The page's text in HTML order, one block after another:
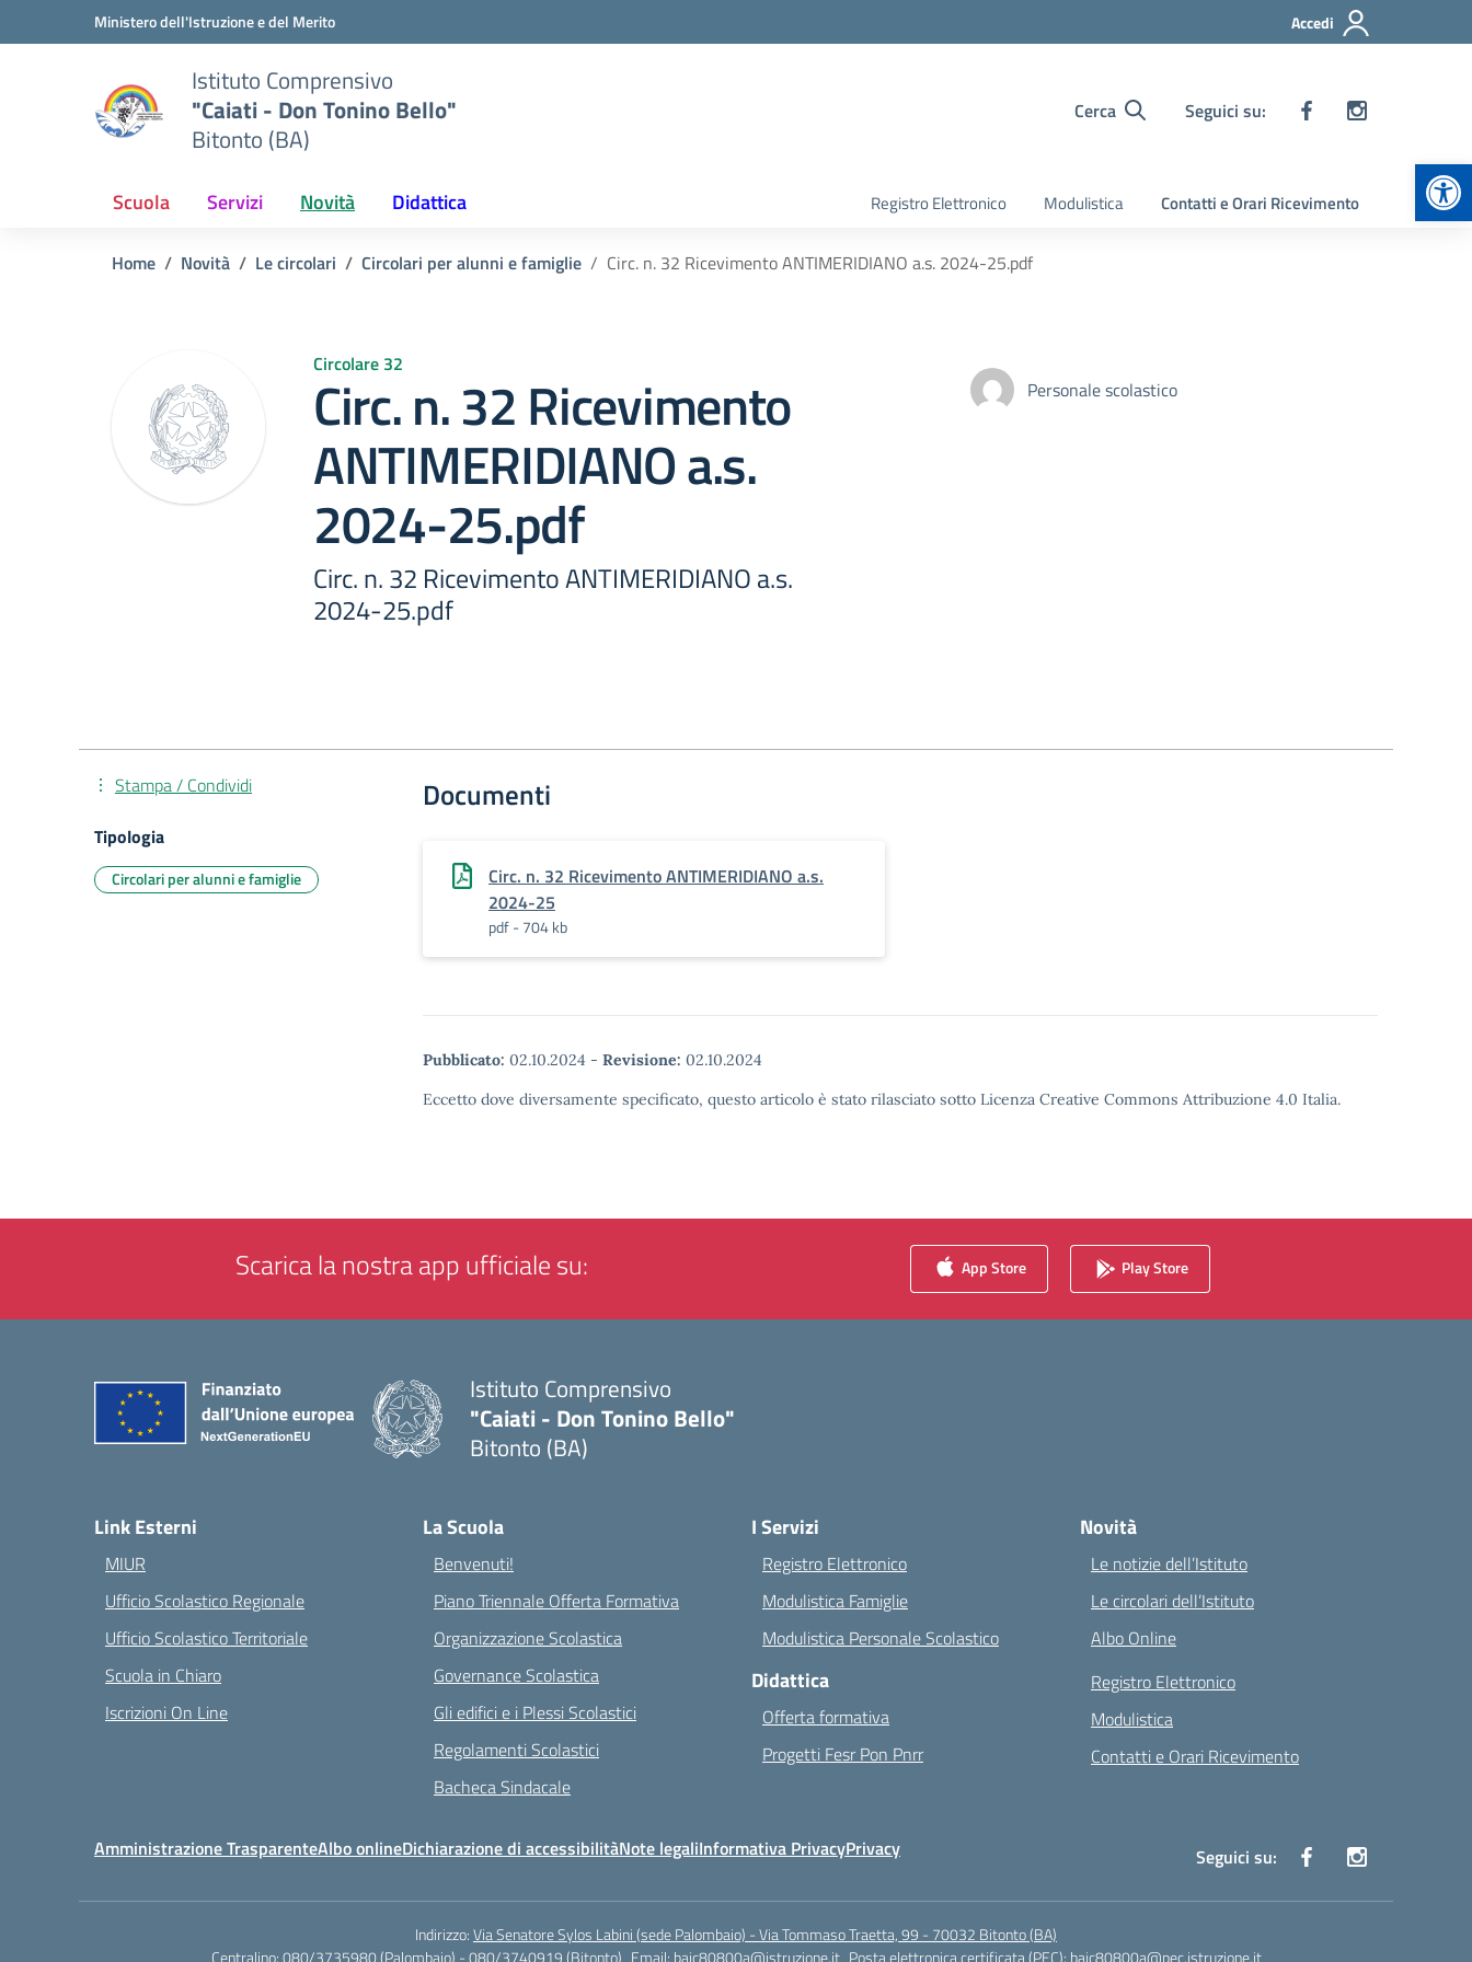
Vai ai contenuti
Vai al menu di navigazioneMinistero dell'Istruzione e del Merito Accedi
Istituto Comprensivo
"Caiati - Don Tonino Bello"
Bitonto (BA)
Cerca Seguici su:
Scuola Servizi Novità Didattica Registro Elettronico Modulistica Contatti e Orari Ricevimento
Home Novità Le circolari Circolari per alunni e famiglie Circ. n. 32 Ricevimento ANTIMERIDIANO a.s. 2024-25.pdf
Circolare 32
Circ. n. 32 Ricevimento
ANTIMERIDIANO a.s.
2024-25.pdf
Circ. n. 32 Ricevimento ANTIMERIDIANO a.s.
2024-25.pdf
Personale scolastico
Documenti
Circ. n. 32 Ricevimento ANTIMERIDIANO a.s.
2024-25
pdf - 704 kb
Pubblicato: 02.10.2024 - Revisione: 02.10.2024
Eccetto dove diversamente specificato, questo articolo è stato rilasciato sotto Licenza Creative Commons Attribuzione 4.0 Italia.
Stampa / Condividi
Tipologia
Circolari per alunni e famiglie
Scarica la nostra app ufficiale su: App Store Play Store
Istituto Comprensivo
"Caiati - Don Tonino Bello"
Bitonto (BA)
Link Esterni
MIUR
Ufficio Scolastico Regionale
Ufficio Scolastico Territoriale
Scuola in Chiaro
Iscrizioni On Line
La Scuola
Benvenuti!
Piano Triennale Offerta Formativa
Organizzazione Scolastica
Governance Scolastica
Gli edifici e i Plessi Scolastici
Regolamenti Scolastici
Bacheca Sindacale
I Servizi
Registro Elettronico
Modulistica Famiglie
Modulistica Personale Scolastico
Didattica
Offerta formativa
Progetti Fesr Pon Pnrr
Novità
Le notizie dell’Istituto
Le circolari dell’Istituto
Albo Online
Registro Elettronico
Modulistica
Contatti e Orari Ricevimento
Amministrazione TrasparenteAlbo onlineDichiarazione di accessibilitàNote legaliInformativa PrivacyPrivacy Seguici su:
Indirizzo:Via Senatore Sylos Labini (sede Palombaio) - Via Tommaso Traetta, 99 - 70032 Bitonto (BA)
Centralino:080/3735980 (Palombaio) - 080/3740919 (Bitonto) Email: baic80800a@istruzione.it Posta elettronica certificata (PEC): baic80800a@pec.istruzione.it